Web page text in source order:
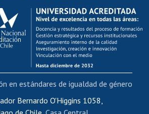
Calificación académica
Postulación al AUCAI
Funcionarias/os
internos de capacitación
Bienestar del personal
de movilidad interna
Certificado de renta
Bernardo O'Higgins 1058,
en estándares de igualdad de género